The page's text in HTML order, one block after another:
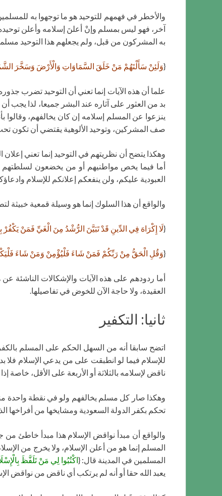
والأخطر في فهمهم للتوحيد هو ما توجهوا به
آخر، فهو ليس بمسلم وإنْ أعلنَ إسلامه وأعلن توحيده؛
به المشركون من قبل، ولم يجعلهم هذا التوحيد
{وَلَئِنْ سَأَلْتَهُمْ مَنْ خَلَقَ السَّمَاوَاتِ وَالْأَرْضَ وَسَخَّرَ
علما أن هذه الآيات إنما تعني أن التوحيد تضرب
بد من العثور على آثاره عند البشر جميعا، لذا يجب
ينزعوا عن المسلم إسلامه إن كان يخالفهم، وقالوا
صف المشركين، وتوحيد الألوهية يقتضي أن تكون
وهكذا يتضح أن نظريتهم في التوحيد إنما تعني
أما فيما يخص مواطنيهم أو من يخضعون لسلطتهم
العبودية عليكم، ولن ينفعكم إعلانكم للإسلام
والواقع أن هذا السلوك إنما هو وسيلة قمعية خبيثة
{لَا إِكْرَاهَ فِي الدِّينِ قَدْ تَبَيَّنَ الرُّشْدُ مِنَ الْغَيِّ فَمَنْ
{وَقُلِ الْحَقُّ مِنْ رَبِّكُمْ فَمَنْ شَاءَ فَلْيُؤْمِنْ وَمَنْ شَاءَ
أما ردودهم على هذه الآيات والإشكالات الناشئة
العقيدة، ولا حاجة الآن للخوض في تفاصيلها.
ثانيا: التكفير
اتضح سابقا أنه من السهل الحكم على المسلم
للإسلام فيما لو انطبقت على من يدعي الإسلام
ناقض لإسلامه بالثلاثة أو الأربعة على الأقل، خاصة
وهكذا صار كل مسلم يخالفهم ولو في نقطة واحدة
تحكم بكفر الدولة السعودية ومشايخها من أفراخها
والواقع أن مبدأ نواقض الإسلام هذا مبدأ خاطئ من
المسلم إنما هو من أعلن الإسلام، ولا يخرج من
المسلمين في المدينة قال: {اكْتُبُوا لِي مَنْ تَلَفَّظَ
يعبد الله حقا أو أنه لم يرتكب أي ناقض من نواقض